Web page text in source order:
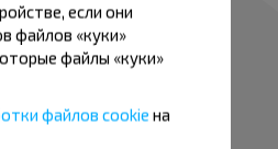
если они
файлов «куки»
файлы «куки»
файлов cookie на